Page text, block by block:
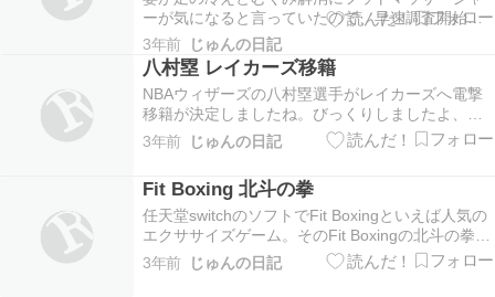
ーが気になると言っていたので、早速調査開始。
フットマッサ―ジャーといえば、椅子やソファー
に座って足を垂直に入れてマッサージするタイプ
がほとんど。しか～し。寝ながら、足をもみほぐ
してくれるタイプがパナソニックさんから出てい
るのですね。そ…
3年前 じゅんの日記
八村塁 レイカーズ移籍
NBAウィザーズの八村塁選手がレイカーズへ電撃
移籍が決定しましたね。びっくりしましたよ、ほ
んとに。ただ、今期は先発出場がなく出番が少な
かったのが気になっていました。チームの戦術や
理由は分かりませんが、レイカーズへ移籍となる
と、一層面白…
3年前 じゅんの日記
Fit Boxing 北斗の拳
任天堂switchのソフトでFit Boxingといえば人気の
エクササイズゲーム。そのFit Boxingの北斗の拳バ
ージョンが発売されているって知ってました？北
斗の拳と言えば、伝説の格闘系アニメ。北斗神拳
3年前 じゅんの日記